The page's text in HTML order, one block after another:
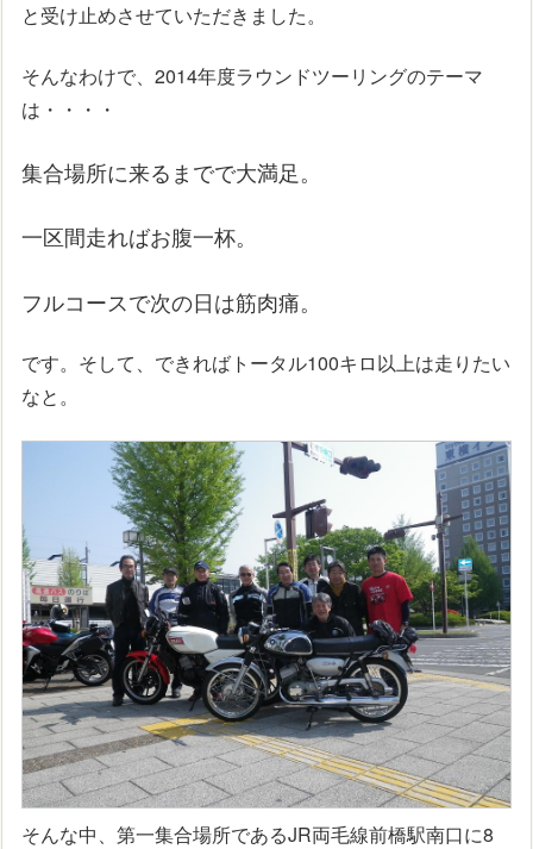
と受け止めさせていただきました。
そんなわけで、2014年度ラウンドツーリングのテーマ
は・・・・
集合場所に来るまでで大満足。
一区間走ればお腹一杯。
フルコースで次の日は筋肉痛。
です。そして、できればトータル100キロ以上は走りたい
なと。
そんな中、第一集合場所であるJR両毛線前橋駅南口に8